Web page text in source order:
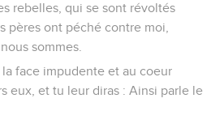
rebelles, qui se sont révoltés
pères ont péché contre moi,
sommes.
face impudente et au coeur
eux, et tu leur diras : Ainsi parle le